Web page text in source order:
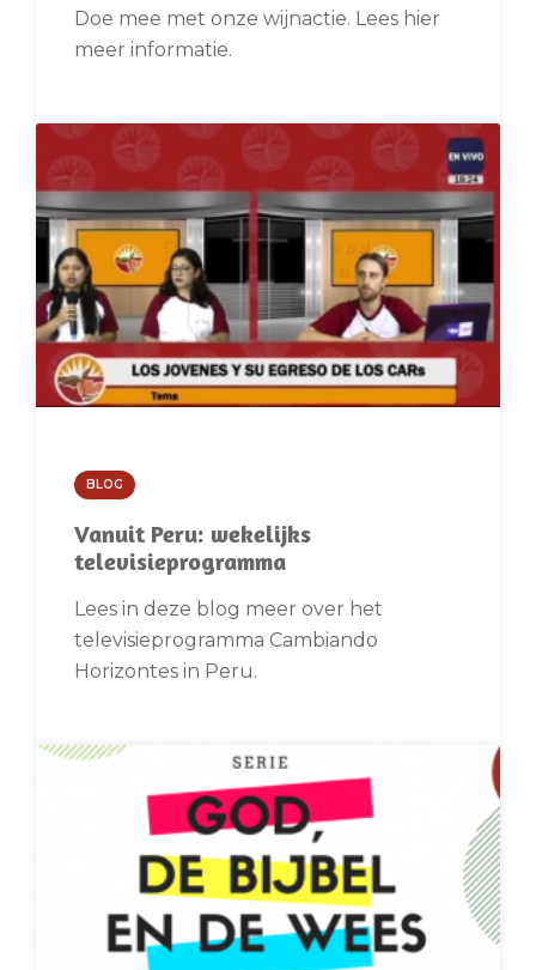
Doe mee met onze wijnactie. Lees hier
meer informatie.
BLOG
Vanuit Peru: wekelijks
televisieprogramma
Lees in deze blog meer over het
televisieprogramma Cambiando
Horizontes in Peru.